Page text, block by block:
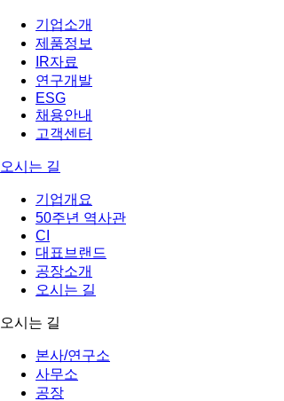
기업소개
제품정보
IR자료
연구개발
ESG
채용안내
고객센터
오시는 길
기업개요
50주년 역사관
CI
대표브랜드
공장소개
오시는 길
오시는 길
본사/연구소
사무소
공장